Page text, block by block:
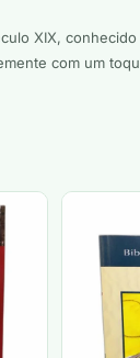
XIX,
com um